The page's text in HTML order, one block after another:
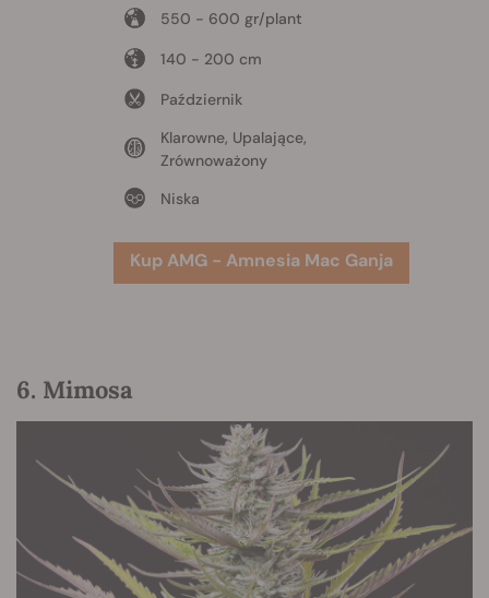
550 - 600 gr/plant
140 - 200 cm
Październik
Klarowne, Upalające,
Zrównoważony
Niska
Kup AMG - Amnesia Mac Ganja
6. Mimosa